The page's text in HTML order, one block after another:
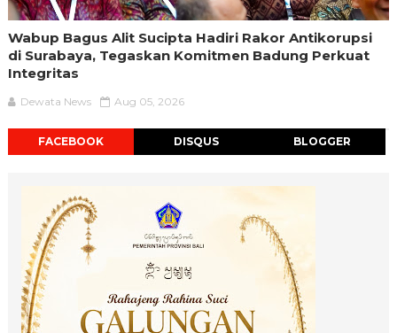
Wabup Bagus Alit Sucipta Hadiri Rakor Antikorupsi
di Surabaya, Tegaskan Komitmen Badung Perkuat
Integritas
Dewata News Aug 05, 2026
FACEBOOK DISQUS BLOGGER